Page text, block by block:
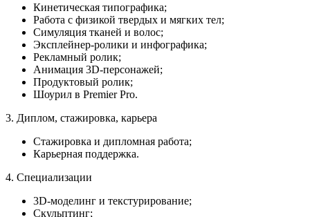
Кинетическая типографика;
Работа с физикой твердых и мягких тел;
Симуляция тканей и волос;
Эксплейнер-ролики и инфографика;
Рекламный ролик;
Анимация 3D-персонажей;
Продуктовый ролик;
Шоурил в Premier Pro.
3. Диплом, стажировка, карьера
Стажировка и дипломная работа;
Карьерная поддержка.
4. Специализации
3D-моделинг и текстурирование;
Скульптинг;